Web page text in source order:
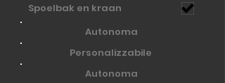
Spoelbak en kraan
Autonoma
Personalizzabile
Autonoma